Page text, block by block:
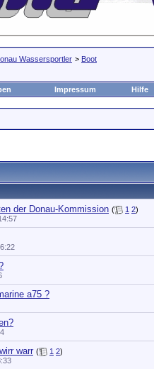
Wassersportler > Boot
Impressum Hilfe
der Donau-Kommission ( 1 2)
a75 ?
warr ( 1 2)